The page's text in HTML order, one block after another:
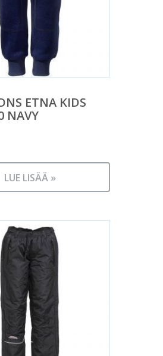
ETNA KIDS
NAVY
LUE LISÄÄ »